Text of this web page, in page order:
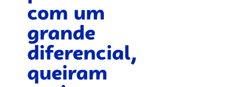
com um
grande
diferencial,
queiram